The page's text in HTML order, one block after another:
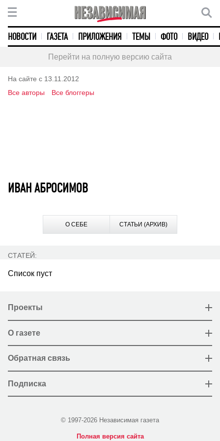
НОВОСТИ ГАЗЕТА ПРИЛОЖЕНИЯ ТЕМЫ ФОТО ВИДЕО
Перейти на полную версию сайта
На сайте с 13.11.2012
Все авторы
Все блоггеры
ИВАН АБРОСИМОВ
О СЕБЕ СТАТЬИ (АРХИВ)
СТАТЕЙ:
Список пуст
Проекты
О газете
Обратная связь
Подписка
© 1997-2026 Независимая газета
Полная версия сайта